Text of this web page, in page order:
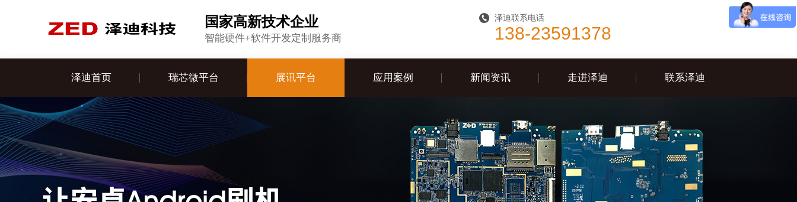
国家高新技术企业
智能硬件+软件开发定制服务商
泽迪联系电话
138-23591378
泽迪首页 瑞芯微平台 展讯平台 应用案例 新闻资讯 走进泽迪 联系泽迪